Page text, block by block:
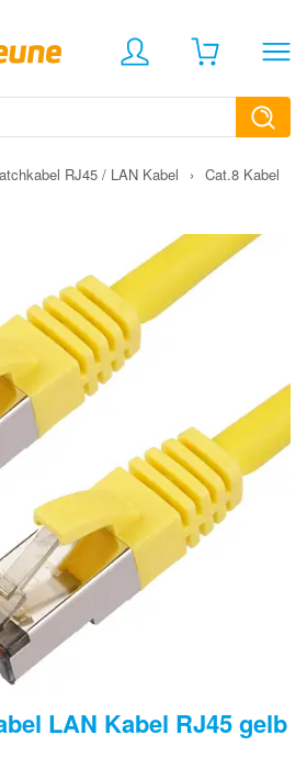
RJ45 / LAN Kabel › Cat.8 Kabel
LAN Kabel RJ45 gelb